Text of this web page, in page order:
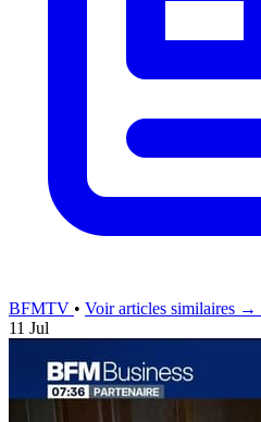
BFMTV • Voir articles similaires →
11 Jul